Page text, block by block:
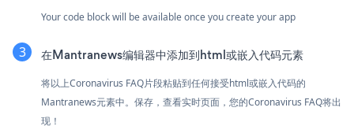
Your code block will be available once you create your app
在Mantranews编辑器中添加到html或嵌入代码元素
将以上Coronavirus FAQ片段粘贴到任何接受html或嵌入代码的
Mantranews元素中。保存，查看实时页面，您的Coronavirus FAQ将出
现！